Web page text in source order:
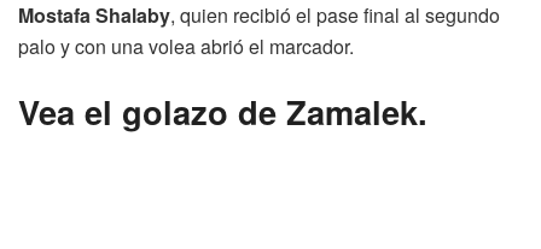
Mostafa Shalaby, quien recibió el pase final al segundo
palo y con una volea abrió el marcador.
Vea el golazo de Zamalek.